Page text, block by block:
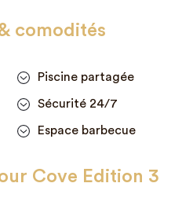
comodités
Piscine partagée
Sécurité 24/7
Espace barbecue
Cove Edition 3